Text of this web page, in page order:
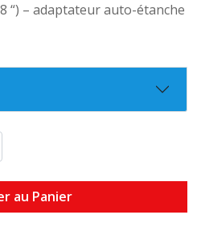
“) – adaptateur auto-étanche
au Panier